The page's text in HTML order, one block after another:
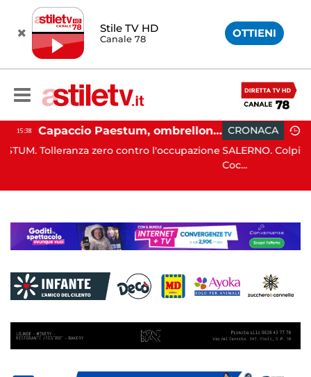
Stile TV HD
Canale 78 OTTIENI
Capaccio Paestum, ombrellone selvaggio: blitz della Municipale, sgomberate tutte le spiagge libere
contro l'occupazione
CRONACA 16:43
SALERNO. Colpi di pistola sono stati